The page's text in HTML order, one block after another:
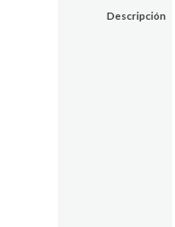
Descripción